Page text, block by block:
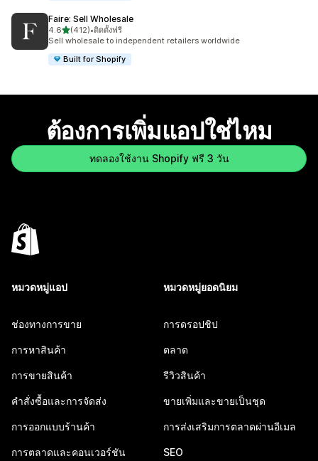
Faire: Sell Wholesale
4.6เต็ม 5 ดาว
(412)
ทั้งหมด 412 รีวิว
•ติดตั้งฟรี
Sell wholesale to independent retailers worldwide
Built for Shopify
ต้องการเพิ่มแอปใช่ไหม
ทดลองใช้งาน Shopify ฟรี 3 วัน
หมวดหมู่แอป
ช่องทางการขาย
การหาสินค้า
การขายสินค้า
คำสั่งซื้อและการจัดส่ง
การออกแบบร้านค้า
การตลาดและคอนเวอร์ชัน
หมวดหมู่ยอดนิยม
การดรอปชิป
ตลาด
รีวิวสินค้า
ขายเพิ่มและขายเป็นชุด
การส่งเสริมการตลาดผ่านอีเมล
SEO